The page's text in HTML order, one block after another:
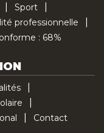
Sport
professionnelle
: 68%
Contact